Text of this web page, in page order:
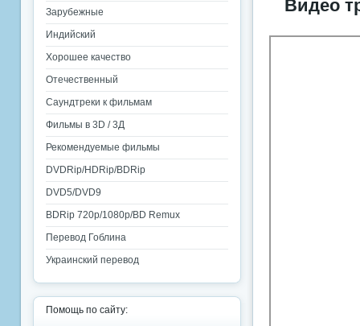
Видео
Зарубежные
Индийский
Хорошее качество
Отечественный
Саундтреки к фильмам
Фильмы в 3D / 3Д
Рекомендуемые фильмы
DVDRip/HDRip/BDRip
DVD5/DVD9
BDRip 720p/1080p/BD Remux
Перевод Гоблина
Украинский перевод
Помощь по сайту: